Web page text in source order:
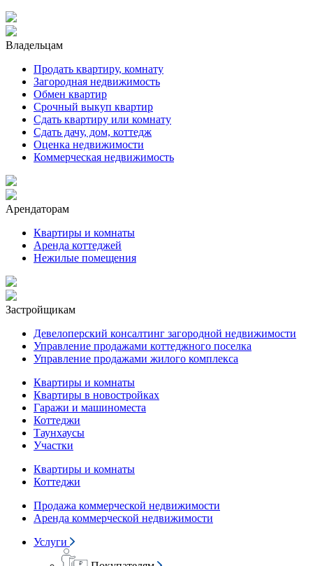
Владельцам
Продать квартиру, комнату
Загородная недвижимость
Обмен квартир
Срочный выкуп квартир
Сдать квартиру или комнату
Сдать дачу, дом, коттедж
Оценка недвижимости
Коммерческая недвижимость
Арендаторам
Квартиры и комнаты
Аренда коттеджей
Нежилые помещения
Застройщикам
Девелоперский консалтинг загородной недвижимости
Управление продажами коттеджного поселка
Управление продажами жилого комплекса
Квартиры и комнаты
Квартиры в новостройках
Гаражи и машиноместа
Коттеджи
Таунхаусы
Участки
Квартиры и комнаты
Коттеджи
Продажа коммерческой недвижимости
Аренда коммерческой недвижимости
Услуги